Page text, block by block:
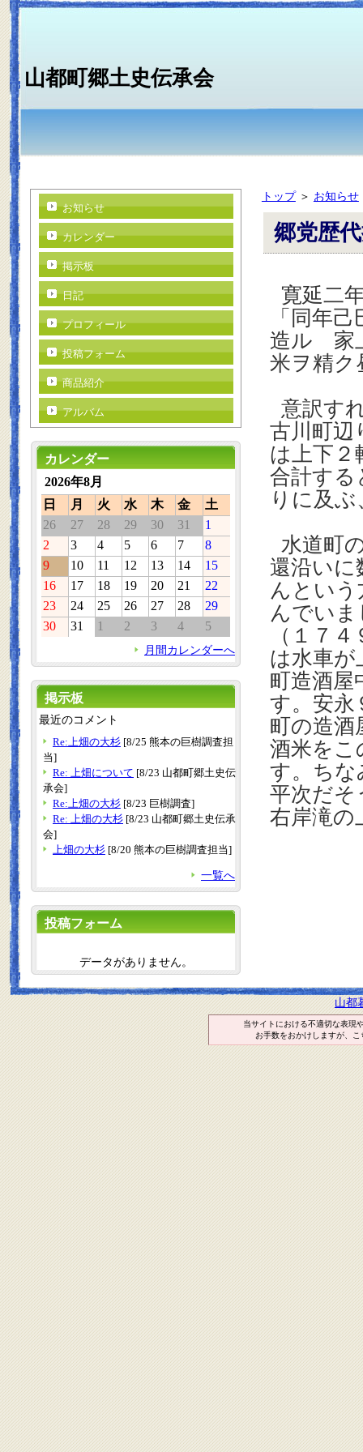
山都町郷土史伝承会
トップ＞ お知らせ
郷党歴
寛延二
「同年
造ル 家
米ヲ精ク
意訳す
古川町辺
は上下２
合計する
りに及
水道町
還沿いに
んとい
んでい
（１７
は水車が
町造酒屋
す。安永
町の造酒
酒米をこ
す。ちな
平次だそ
右岸滝の
お知らせ
カレンダー
掲示板
日記
プロフィール
投稿フォーム
商品紹介
アルバム
カレンダー
2026年8月
日
月 火 水 木 金
土
26
27 28 29 30 31
1
2
3 4 5 6 7
8
9
10 11 12 13 14
15
16
17 18 19 20 21
22
23
24 25 26 27 28
29
30
31 1 2 3 4 5
月間カレンダーへ
掲示板
最近のコメント
Re:上畑の大杉 [8/25 熊本の巨樹調査担
当]
Re: 上畑について [8/23 山都町郷土史伝
承会]
Re:上畑の大杉 [8/23 巨樹調査]
Re: 上畑の大杉 [8/23 山都町郷土史伝承
会]
上畑の大杉 [8/20 熊本の巨樹調査担当]
一覧へ
投稿フォーム
データがありません。
山都
当サイトにおける不適切な表現
お手数をおかけしますが、こ